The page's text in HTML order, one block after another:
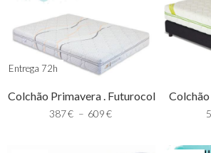
Entrega 72h
Colchão Primavera . Futurocol
387€ – 609€